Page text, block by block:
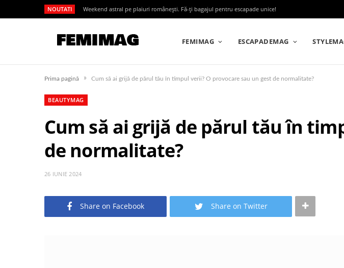
NOUTATI Weekend astral pe plaiuri românești. Fă-ți bagajul pentru escapade unice!
FEMIMAG ESCAPADEMAG
Prima pagină » Cum să ai grijă de părul tău în timpul verii? O provocare sau un gest de normalitate?
BEAUTYMAG
Cum să ai grijă de părul tău în
de normalitate?
26 IUNIE 2024
Share on Facebook Share on Twitter